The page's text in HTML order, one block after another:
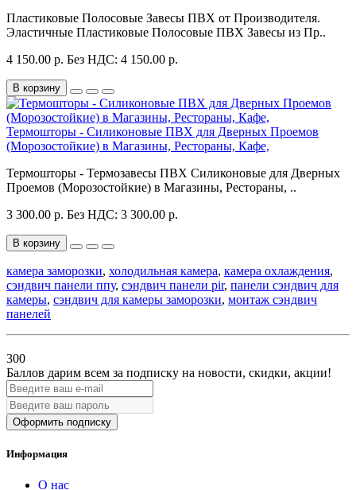
Пластиковые Полосовые Завесы ПВХ от Производителя.
Эластичные Пластиковые Полосовые ПВХ Завесы из Пр..
4 150.00 р. Без НДС: 4 150.00 р.
В корзину
Термошторы - Силиконовые ПВХ для Дверных Проемов
(Морозостойкие) в Магазины, Рестораны, Кафе,
Термошторы - Термозавесы ПВХ Силиконовые для Дверных
Проемов (Морозостойкие) в Магазины, Рестораны, ..
3 300.00 р. Без НДС: 3 300.00 р.
В корзину
камера заморозки, холодильная камера, камера охлаждения,
сэндвич панели ппу, сэндвич панели pir, панели сэндвич для
камеры, сэндвич для камеры заморозки, монтаж сэндвич
панелей
300
Баллов дарим всем за подписку на новости, скидки, акции!
Оформить подписку
Информация
О нас